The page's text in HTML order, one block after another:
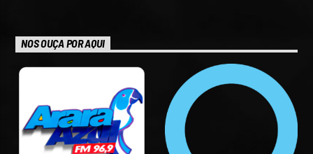
NOS OUÇA POR AQUI